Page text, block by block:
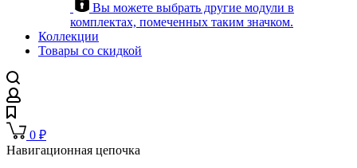
Вы можете выбрать другие модули в
комплектах, помеченных таким значком.
Коллекции
Товары со скидкой
0 ₽
Навигационная цепочка